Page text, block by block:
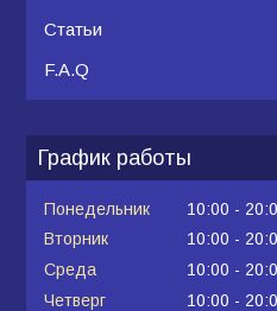
Статьи
F.A.Q
График работы
Понедельник 10:00
Вторник
10:00
Среда
10:00
Четверг
10:00